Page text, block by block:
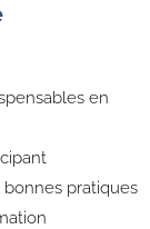
en
pratiques